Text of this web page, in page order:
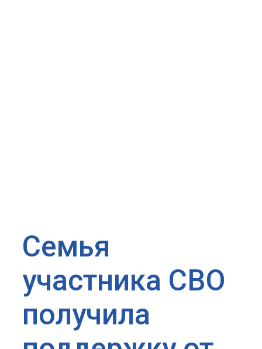
Семья
участника СВО
получила